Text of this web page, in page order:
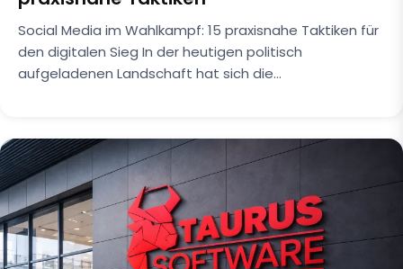
Social Media im Wahlkampf: 15 praxisnahe Taktiken für
den digitalen Sieg In der heutigen politisch
aufgeladenen Landschaft hat sich die…